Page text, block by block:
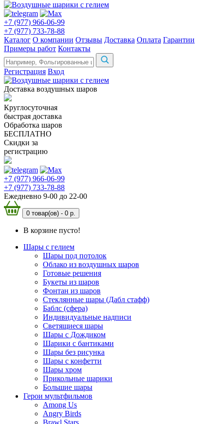
+7 (977) 966-06-99
+7 (977) 733-78-88
Каталог О компании Отзывы Доставка Оплата Гарантии
Примеры работ Контакты
Регистрация Вход
Доставка воздушных шаров
Круглосуточная
быстрая доставка
Обработка шаров
БЕСПЛАТНО
Скидки за
регистрацию
+7 (977) 966-06-99
+7 (977) 733-78-88
Ежедневно 9-00 до 22-00
0 товар(ов) - 0 р.
В корзине пусто!
Шары с гелием
Шары под потолок
Облако из воздушных шаров
Готовые решения
Букеты из шаров
Фонтан из шаров
Стеклянные шары (Дабл стафф)
Баблс (сфера)
Индивидуальные надписи
Светящиеся шары
Шары с Дождиком
Шарики с бантиками
Шары без рисунка
Шары с конфетти
Шары хром
Прикольные шарики
Большие шары
Герои мультфильмов
Among Us
Angry Birds
Brawl Stars